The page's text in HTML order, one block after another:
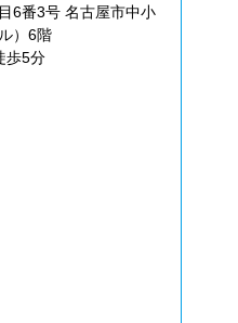
6番3号 名古屋市中小
）6階
歩5分